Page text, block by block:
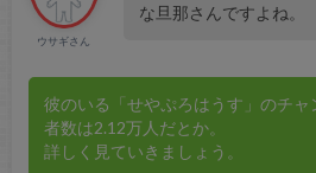
ウサギさん
な旦那さんですよね。
彼のいる「せやぷろはうす」のチャ
者数は2.12万人だとか。
詳しく見ていきましょう。